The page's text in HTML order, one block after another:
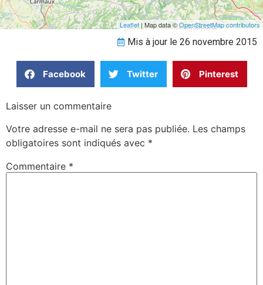
Leaflet | Map data ©OpenStreetMap contributors
Mis à jour le 26 novembre 2015
Facebook Twitter Pinterest
Laisser un commentaire
Votre adresse e-mail ne sera pas publiée. Les champs
obligatoires sont indiqués avec *
Commentaire *